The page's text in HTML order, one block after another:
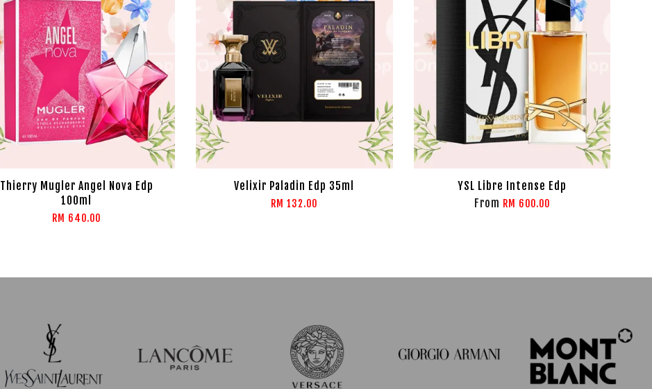
Thierry Mugler Angel Nova Edp
100ml
RM 640.00
Velixir Paladin Edp 35ml
RM 132.00
YSL Libre Intense Edp
From RM 600.00